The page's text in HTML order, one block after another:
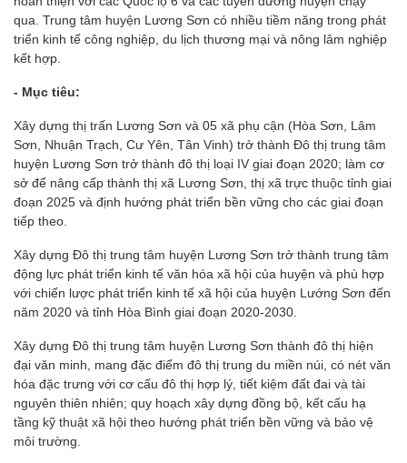
qua. Trung tâm huyện Lương Sơn có nhiều tiềm năng trong phát
triển kinh tế công nghiệp, du lịch thương mại và nông lâm nghiệp
kết hợp.
- Mục tiêu:
Xây dựng thị trấn Lương Sơn và 05 xã phụ cận (Hòa Sơn, Lâm
Sơn, Nhuận Trạch, Cư Yên, Tân Vinh) trở thành Đô thị trung tâm
huyện Lương Sơn trở thành đô thị loại IV giai đoạn 2020; làm cơ
sở để nâng cấp thành thị xã Lương Sơn, thị xã trực thuộc tỉnh giai
đoạn 2025 và định hướng phát triển bền vững cho các giai đoạn
tiếp theo.
Xây dựng Đô thị trung tâm huyện Lương Sơn trở thành trung tâm
động lực phát triển kinh tế văn hóa xã hội của huyện và phù hợp
với chiến lược phát triển kinh tế xã hội của huyện Lướng Sơn đến
năm 2020 và tỉnh Hòa Bình giai đoạn 2020-2030.
Xây dựng Đô thị trung tâm huyện Lương Sơn thành đô thị hiện
đại văn minh, mang đặc điểm đô thị trung du miền núi, có nét văn
hóa đặc trưng với cơ cấu đô thị hợp lý, tiết kiệm đất đai và tài
nguyên thiên nhiên; quy hoạch xây dựng đồng bộ, kết cấu hạ
tầng kỹ thuật xã hội theo hướng phát triển bền vững và bảo vệ
môi trường.